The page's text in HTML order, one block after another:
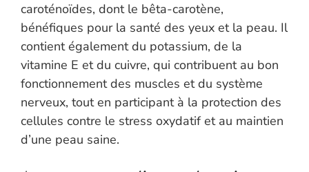
caroténoïdes, dont le bêta-carotène,
bénéfiques pour la santé des yeux et la peau. Il
contient également du potassium, de la
vitamine E et du cuivre, qui contribuent au bon
fonctionnement des muscles et du système
nerveux, tout en participant à la protection des
cellules contre le stress oxydatif et au maintien
d’une peau saine.